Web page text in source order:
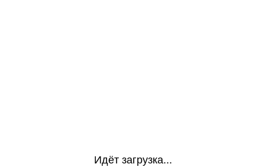
Идёт загрузка...